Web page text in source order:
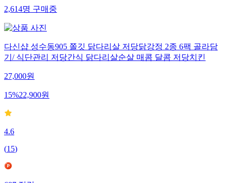
2,614명구매중
다신샵 성수동905 쫄깃 닭다리살 저당닭강정 2종 6팩 골라담
기/ 식단관리 저당간식 닭다리살순살 매콤 달콤 저당치킨
27,000원
15%22,900원
4.6
(15)